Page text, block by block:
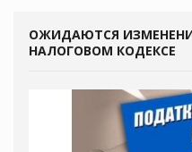
ОЖИДАЮТСЯ
НАЛОГОВОМ КОДЕКСЕ